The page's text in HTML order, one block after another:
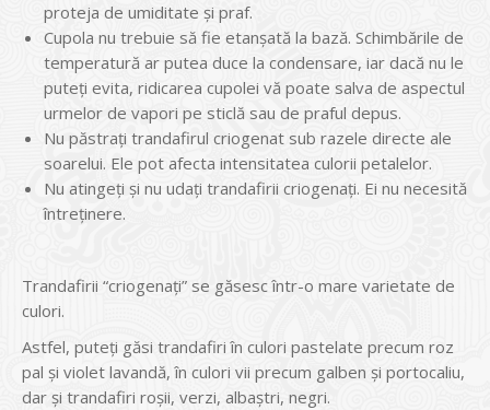
proteja de umiditate şi praf.
Cupola nu trebuie să fie etanşată la bază. Schimbările de
temperatură ar putea duce la condensare, iar dacă nu le
puteţi evita, ridicarea cupolei vă poate salva de aspectul
urmelor de vapori pe sticlă sau de praful depus.
Nu păstraţi trandafirul criogenat sub razele directe ale
soarelui. Ele pot afecta intensitatea culorii petalelor.
Nu atingeţi şi nu udaţi trandafirii criogenaţi. Ei nu necesită
întreţinere.
Trandafirii “criogenaţi” se găsesc într-o mare varietate de
culori.
Astfel, puteţi găsi trandafiri în culori pastelate precum roz
pal și violet lavandă, în culori vii precum galben şi portocaliu,
dar şi trandafiri roşii, verzi, albaștri, negri.